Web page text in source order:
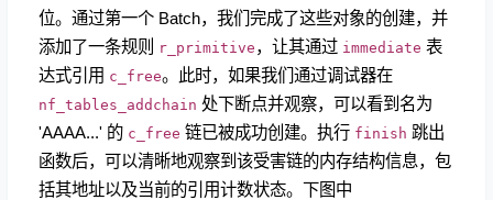
位。通过第一个 Batch，我们完成了这些对象的创建，并
添加了一条规则
r_primitive，让其通过 immediate 表
达式引用 c_free。此时，如果我们通过调试器在
nf_tables_addchain 处下断点并观察，可以看到名为
'AAAA...' 的 c_free 链已被成功创建。执行 finish 跳出
函数后，可以清晰地观察到该受害链的内存结构信息，包
括其地址以及当前的引用计数状态。下图中